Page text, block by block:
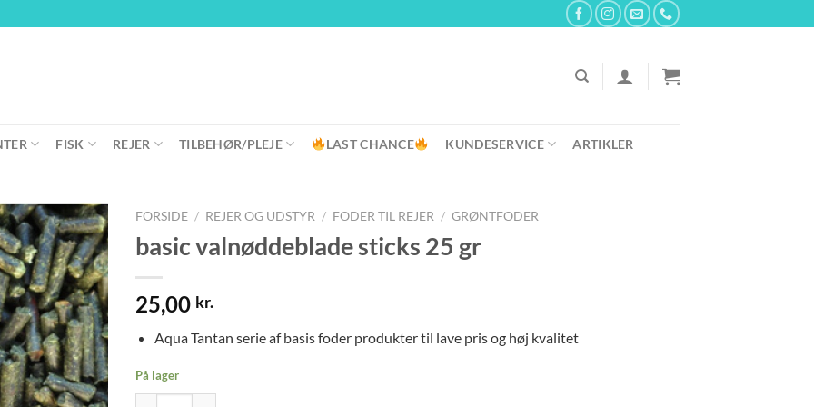
FISK REJER TILBEHØR/PLEJE LAST CHANCE KUNDESERVICE ARTIKLER
FORSIDE / REJER OG UDSTYR / FODER TIL REJER / GRØNTFODER
basic valnøddeblade sticks 25 gr
25,00 kr.
Aqua Tantan serie af basis foder produkter til lave pris og høj kvalitet
På lager